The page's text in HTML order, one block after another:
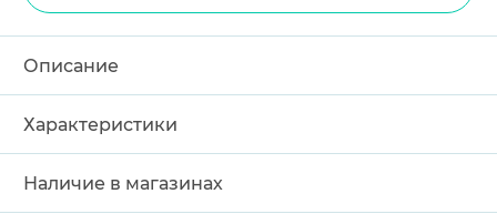
Описание
Характеристики
Наличие в магазинах